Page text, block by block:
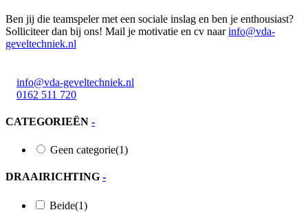
Ben jij die teamspeler met een sociale inslag en ben je enthousiast?
Solliciteer dan bij ons! Mail je motivatie en cv naarinfo@vda-
geveltechniek.nl
info@vda-geveltechniek.nl
0162 511 720
CATEGORIEËN -
Geen categorie(1)
DRAAIRICHTING -
Beide(1)